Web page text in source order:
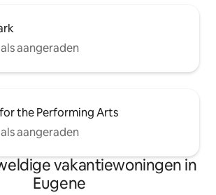
aangeraden
the Performing Arts
aangeraden
vakantiewoningen in
Eugene